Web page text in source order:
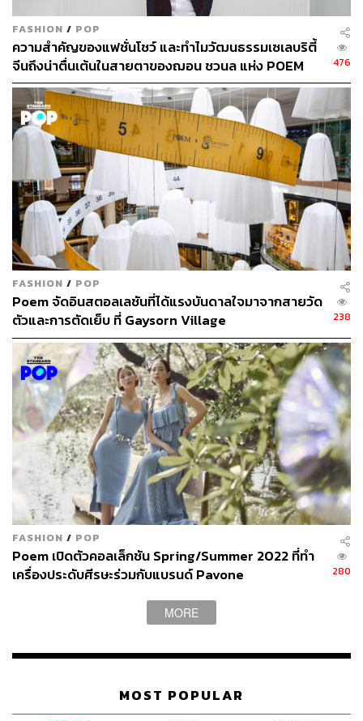
FASHION / POP
ความสำคัญของแฟชั่นโชว์ และทำไมวัฒนธรรมเซเลบริตี้
จีนถึงน่าตื่นเต้นในสายตาของฌอน ชวนล แห่ง POEM
476
FASHION / POP
Poem จัดอินสตอลเลชันที่ได้แรงบันดาลใจมาจากสายวัด
ตัวและการตัดเย็บ ที่ Gaysorn Village
238
FASHION / POP
Poem เปิดตัวคอลเล็กชัน Spring/Summer 2022 ที่ทำ
เครื่องประดับศีรษะร่วมกับแบรนด์ Pavone
280
MORE
MOST POPULAR